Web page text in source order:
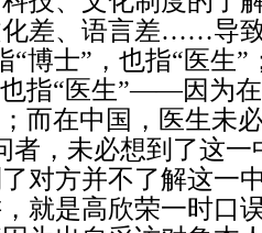
化差、语言差……导
“博士”，也指“医生”
指“医生”——因为
而在中国，医生未
者，未必想到了这
对方并不了解这一
是高欣荣一时口